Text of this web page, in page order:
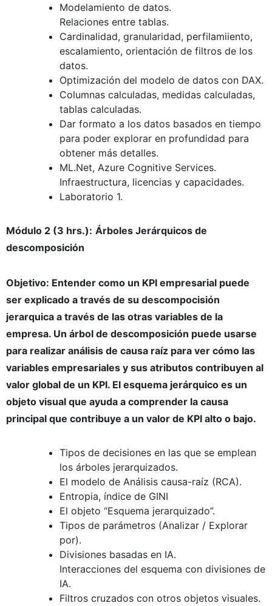
Modelamiento de datos.
Relaciones entre tablas.
Cardinalidad, granularidad, perfilamiiento,
escalamiento, orientación de filtros de los
datos.
Optimización del modelo de datos con DAX.
Columnas calculadas, medidas calculadas,
tablas calculadas.
Dar formato a los datos basados en tiempo
para poder explorar en profundidad para
obtener más detalles.
ML.Net, Azure Cognitive Services.
Infraestructura, licencias y capacidades.
Laboratorio 1.
Módulo 2 (3 hrs.): Árboles Jerárquicos de
descomposición
Objetivo: Entender como un KPI empresarial puede
ser explicado a través de su descompocisión
jerarquica a través de las otras variables de la
empresa. Un árbol de descomposición puede usarse
para realizar análisis de causa raíz para ver cómo las
variables empresariales y sus atributos contribuyen al
valor global de un KPI. El esquema jerárquico es un
objeto visual que ayuda a comprender la causa
principal que contribuye a un valor de KPI alto o bajo.
Tipos de decisiones en las que se emplean
los árboles jerarquizados.
El modelo de Análisis causa-raíz (RCA).
Entropia, índice de GINI
El objeto “Esquema jerarquizado”.
Tipos de parámetros (Analizar / Explorar
por).
Divisiones basadas en IA.
Interacciones del esquema con divisiones de
IA.
Filtros cruzados con otros objetos visuales.